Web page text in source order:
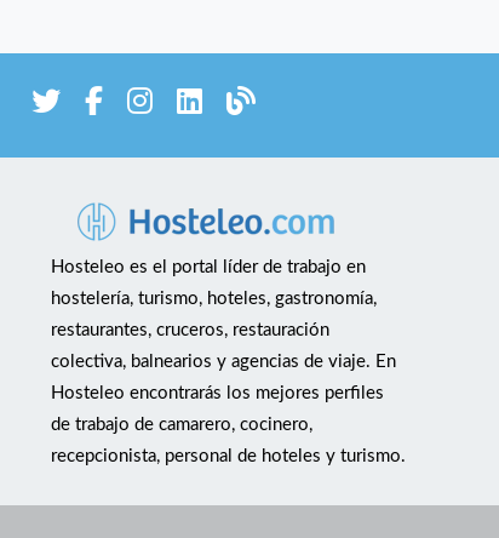
Hosteleo es el portal líder de trabajo en
hostelería, turismo, hoteles, gastronomía,
restaurantes, cruceros, restauración
colectiva, balnearios y agencias de viaje. En
Hosteleo encontrarás los mejores perfiles
de trabajo de camarero, cocinero,
recepcionista, personal de hoteles y turismo.